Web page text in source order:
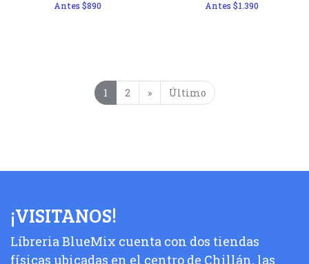
Antes$890 Antes$1.390
1 2 » Último
¡VISITANOS!
Líbreria BlueMix cuenta con dos tiendas
físicas ubicadas en el centro de Chillán, las